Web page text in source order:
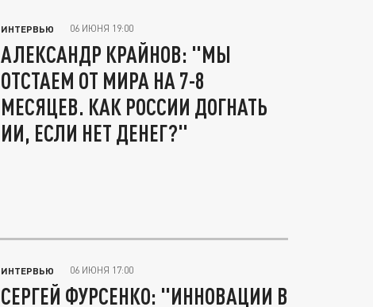
ИНТЕРВЬЮ 06 ИЮНЯ 19:00
АЛЕКСАНДР КРАЙНОВ: "МЫ
ОТСТАЕМ ОТ МИРА НА 7-8
МЕСЯЦЕВ. КАК РОССИИ ДОГНАТЬ
ИИ, ЕСЛИ НЕТ ДЕНЕГ?"
ИНТЕРВЬЮ 06 ИЮНЯ 17:00
СЕРГЕЙ ФУРСЕНКО: "ИННОВАЦИИ В